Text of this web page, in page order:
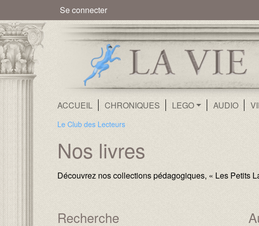
Menu du compte de l'utilisateur
Se connecter
Navigation principale
ACCUEIL CHRONIQUES LEGO AUDIO
Le Club des Lecteurs
Nos livres
Découvrez nos collections pédagogiques, « Les Petits
Recherche